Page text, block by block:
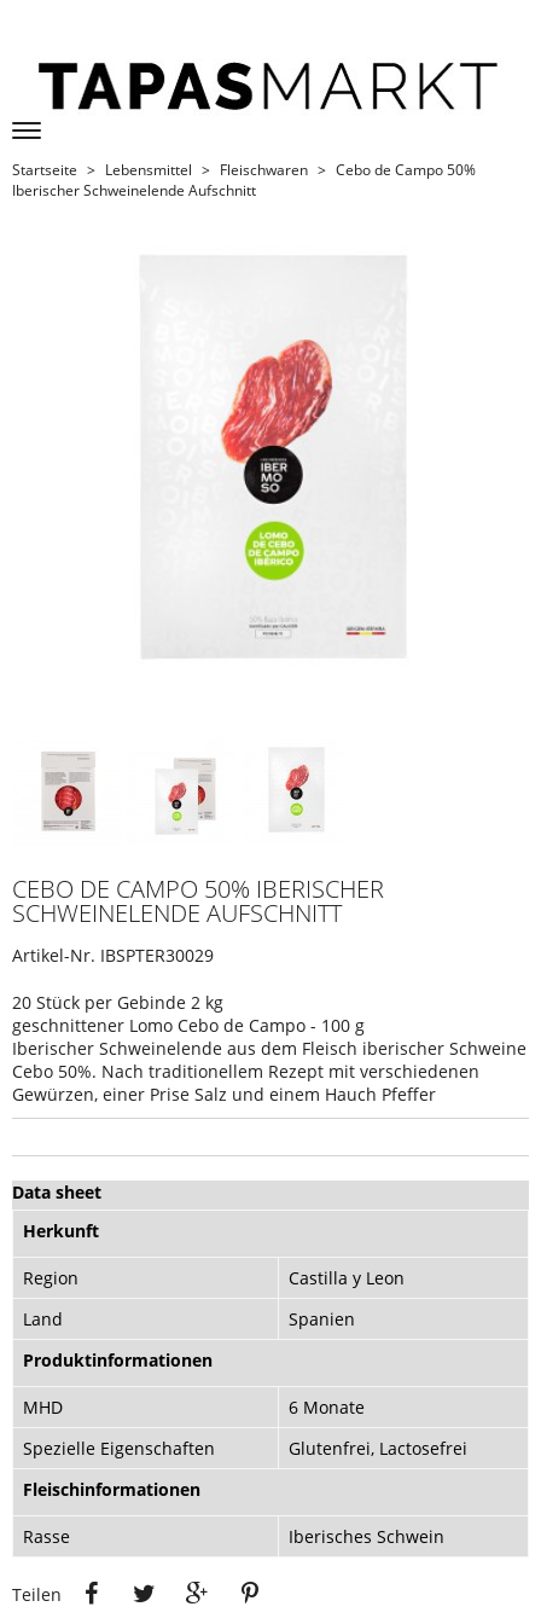
Startseite Lebensmittel Fleischwaren
Cebo de Campo 50%
Iberischer Schweinelende Aufschnitt
CEBO DE CAMPO 50% IBERISCHER
SCHWEINELENDE AUFSCHNITT
Artikel-Nr. IBSPTER30029
20 Stück per Gebinde 2 kg
geschnittener Lomo Cebo de Campo - 100 g
Iberischer Schweinelende aus dem Fleisch iberischer Schweine
Cebo 50%. Nach traditionellem Rezept mit verschiedenen
Gewürzen, einer Prise Salz und einem Hauch Pfeffer
Data sheet
Herkunft
Region
Castilla y Leon
Land
Spanien
Produktinformationen
MHD
6 Monate
Spezielle Eigenschaften
Glutenfrei, Lactosefrei
Fleischinformationen
Rasse Iberisches Schwein
Teilen
Teilen Tweet Google+